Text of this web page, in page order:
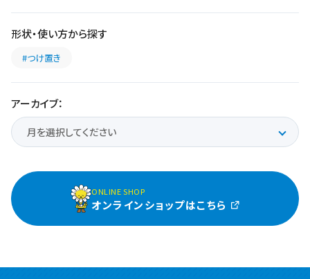
形状・使い方から探す
#つけ置き
アーカイブ：
ONLINE SHOP
オンラインショップはこちら